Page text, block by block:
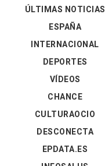
ÚLTIMAS NOTICIAS
ESPAÑA
INTERNACIONAL
DEPORTES
VÍDEOS
CHANCE
CULTURAOCIO
DESCONECTA
EPDATA.ES